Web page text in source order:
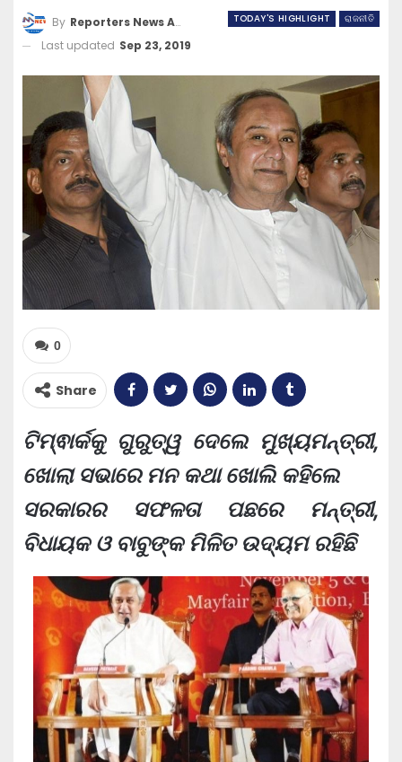
TODAY'S HIGHLIGHT ରାଜନୀତି
By Reporters News Agency
Last updated Sep 23, 2019
0
Share
ଟିମ୍‍ଵାର୍କକୁ ଗୁରୁତ୍ୱ ଦେଲେ ମୁଖ୍ୟମନ୍ତ୍ରୀ,
ଖୋଲା ସଭାରେ ମନ କଥା ଖୋଲି କହିଲେ
ସରକାରର ସଫଳତା ପଛରେ ମନ୍ତ୍ରୀ,
ବିଧାୟକ ଓ ବାବୁଙ୍କ ମିଳିତ ଉଦ୍ୟମ ରହିଛି